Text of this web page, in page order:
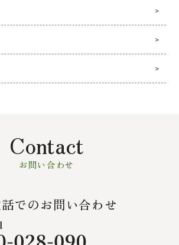
Contact
お問い合わせ
でのお問い合わせ